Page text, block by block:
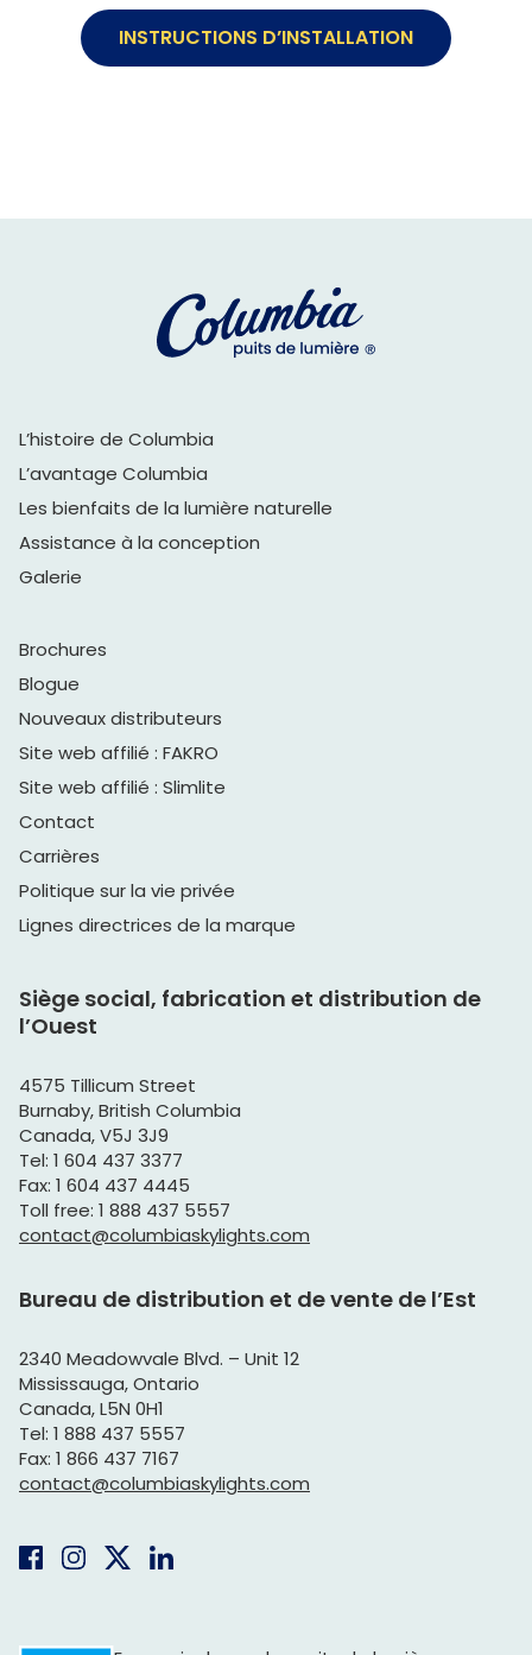
INSTRUCTIONS D’INSTALLATION
L’histoire de Columbia
L’avantage Columbia
Les bienfaits de la lumière naturelle
Assistance à la conception
Galerie
Brochures
Blogue
Nouveaux distributeurs
Site web affilié : FAKRO
Site web affilié : Slimlite
Contact
Carrières
Politique sur la vie privée
Lignes directrices de la marque
Siège social, fabrication et distribution de
l’Ouest
4575 Tillicum Street
Burnaby, British Columbia
Canada, V5J 3J9
Tel: 1 604 437 3377
Fax: 1 604 437 4445
Toll free: 1 888 437 5557
contact@columbiaskylights.com
Bureau de distribution et de vente de l’Est
2340 Meadowvale Blvd. – Unit 12
Mississauga, Ontario
Canada, L5N 0H1
Tel: 1 888 437 5557
Fax: 1 866 437 7167
contact@columbiaskylights.com